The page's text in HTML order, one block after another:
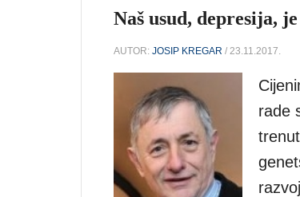
Naš usud, depresija,
AUTOR: JOSIP KREGAR / 23.11.2017.
rade